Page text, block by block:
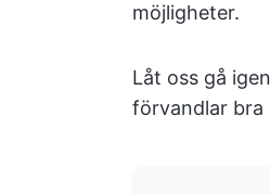
möjligheter.
Låt oss gå
förvandlar bra